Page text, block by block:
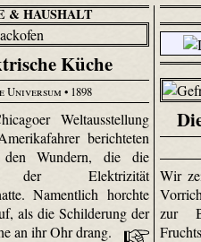
& HAUSHALT
Küche
Universum • 1898
Weltausstellung
berichteten
Wundern, die die
der Elektrizität
Namentlich horchte
als die Schilderung der
an ihr Ohr drang.
Wir
zur